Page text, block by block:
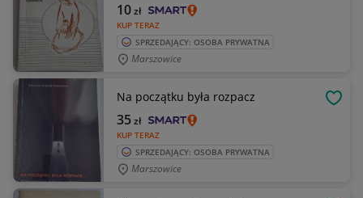
KUP TERAZ
10zł
SPRZEDAJĄCY: OSOBA PRYWATNA
Marszowice
Na początku była rozpacz
KUP TERAZ
35zł
SPRZEDAJĄCY: OSOBA PRYWATNA
Marszowice